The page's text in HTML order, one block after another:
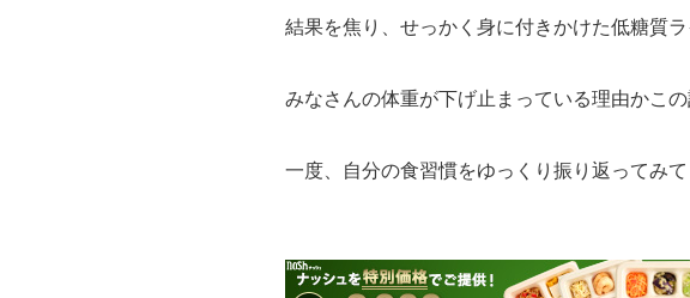
結果を焦り、せっかく身に付きかけた低糖質
みなさんの体重が下げ止まっている理由かこ
一度、自分の食習慣をゆっくり振り返ってみ